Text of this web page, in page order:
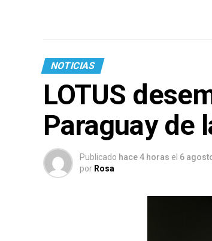
NOTICIAS
LOTUS
Paraguay de
Publicado hace 4 horas el 6
por Rosa